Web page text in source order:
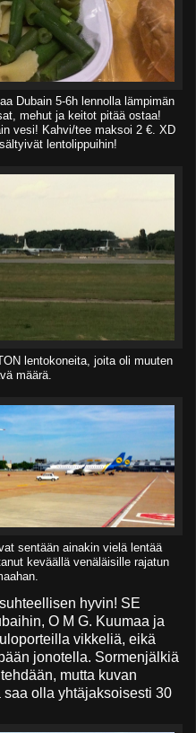
Dubain 5-6h lennolla lämpimän
mehut ja keitot pitää ostaa!
vesi! Kahvi/tee maksoi 2 €. XD
lentolippuihin!
lentokoneita, joita oli muuten
määrä.
sentään ainakin vielä lentää
keväällä venäläisille rajatun
hyvin! SE
O M G. Kuumaa ja
vikkeliä, eikä
jonotella. Sormenjälkiä
tehdään, mutta kuvan
olla yhtäjaksoisesti 30